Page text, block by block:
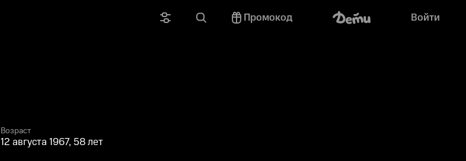
Промокод Войти
Возраст
12 августа 1967, 58 лет